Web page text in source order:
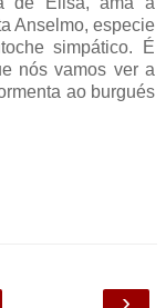
Anselmo, especie
simpático. É
nós vamos ver a
ao burgués
›